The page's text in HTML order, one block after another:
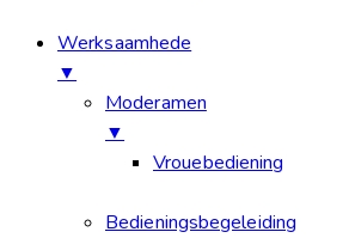
Werksaamhede
▼
Moderamen
▼
Vrouebediening
Bedieningsbegeleiding